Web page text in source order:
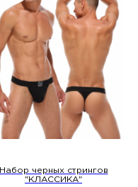
Набор черных стрингов
"КЛАССИКА"